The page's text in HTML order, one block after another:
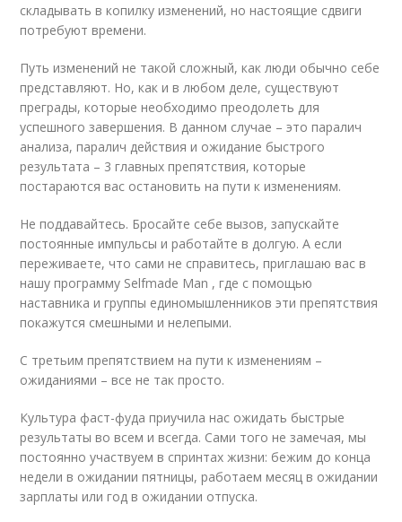
складывать в копилку изменений, но настоящие сдвиги
потребуют времени.
Путь изменений не такой сложный, как люди обычно себе
представляют. Но, как и в любом деле, существуют
преграды, которые необходимо преодолеть для
успешного завершения. В данном случае – это паралич
анализа, паралич действия и ожидание быстрого
результата – 3 главных препятствия, которые
постараются вас остановить на пути к изменениям.
Не поддавайтесь. Бросайте себе вызов, запускайте
постоянные импульсы и работайте в долгую. А если
переживаете, что сами не справитесь, приглашаю вас в
нашу программу Selfmade Man , где с помощью
наставника и группы единомышленников эти препятствия
покажутся смешными и нелепыми.
С третьим препятствием на пути к изменениям –
ожиданиями – все не так просто.
Культура фаст-фуда приучила нас ожидать быстрые
результаты во всем и всегда. Сами того не замечая, мы
постоянно участвуем в спринтах жизни: бежим до конца
недели в ожидании пятницы, работаем месяц в ожидании
зарплаты или год в ожидании отпуска.